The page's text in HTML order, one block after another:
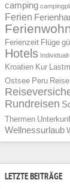
camping
Ferien
Ferienzeit Flüge
Hotels
Kroatien Kur
Ostsee Peru Reise
Rundreisen
Thermen
Wellnessurlaub
LETZTE BEITRÄGE